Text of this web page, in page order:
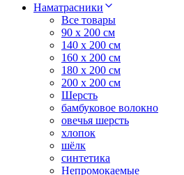
Наматрасники
Все товары
90 x 200 см
140 x 200 см
160 x 200 см
180 x 200 см
200 x 200 см
Шерсть
бамбуковое волокно
овечья шерсть
хлопок
шёлк
синтетика
Непромокаемые